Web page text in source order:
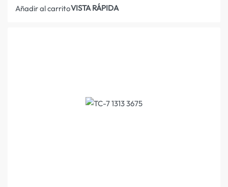
Añadir al carritoVISTA RÁPIDA